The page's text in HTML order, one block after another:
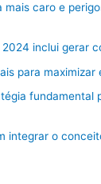
caro e
2024 inclui gerar
para maximizar
fundamental
integrar o